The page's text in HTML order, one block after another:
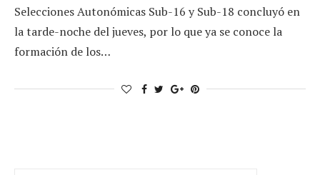
Selecciones Autonómicas Sub-16 y Sub-18 concluyó en
la tarde-noche del jueves, por lo que ya se conoce la
formación de los…